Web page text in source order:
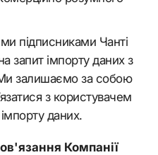
підписниками Чанті
запит імпорту даних з
залишаємо за собою
з користувачем
даних.
Компанії